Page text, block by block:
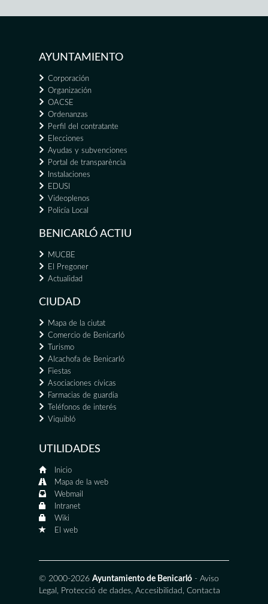
AYUNTAMIENTO
Corporación
Organización
OACSE
Ordenanzas
Perfil del contratante
Elecciones
Ayudas y subvenciones
Portal de transparència
Instalaciones
EDUSI
Videoplenos
Policía Local
BENICARLÓ ACTIU
MUCBE
El Pregoner
Actualidad
CIUDAD
Mapa de la ciutat
Comercio de Benicarló
Turismo
Alcachofa de Benicarló
Fiestas
Asociaciones cívicas
Farmacias de guardia
Teléfonos de interés
Viquibló
UTILIDADES
Inicio
Mapa de la web
Webmail
Intranet
Wiki
El web
© 2000-2026 Ayuntamiento de Benicarló - Aviso
Legal , Protecció de dades, Accesibilidad , Contacta